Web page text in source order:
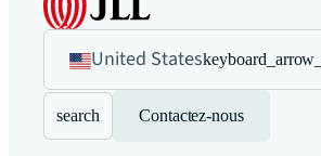
United States
search Contactez-nous